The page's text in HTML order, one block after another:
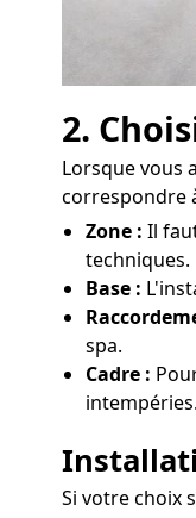
2.
Lorsque vous
correspondre
Zone : Il
techniques.
Base :
spa.
Cadre :
intempéries.
Si votre choix